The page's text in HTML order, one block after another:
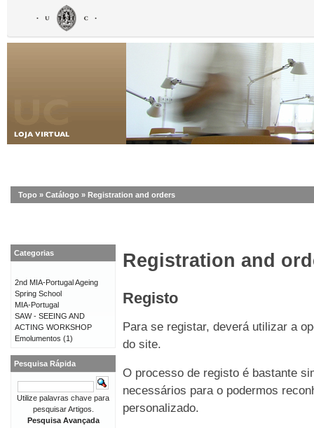
Topo » Catálogo » Registration and orders
Registration and
Registo
Para se registar, deverá utilizar a
do site.
O processo de registo é bastante
necessários para o podermos
personalizado.
Categorias
2nd MIA-Portugal Ageing
Spring School
MIA-Portugal
SAW - SEEING AND
ACTING WORKSHOP
Emolumentos (1)
Pesquisa Rápida
Utilize palavras chave para
pesquisar Artigos.
Pesquisa Avançada